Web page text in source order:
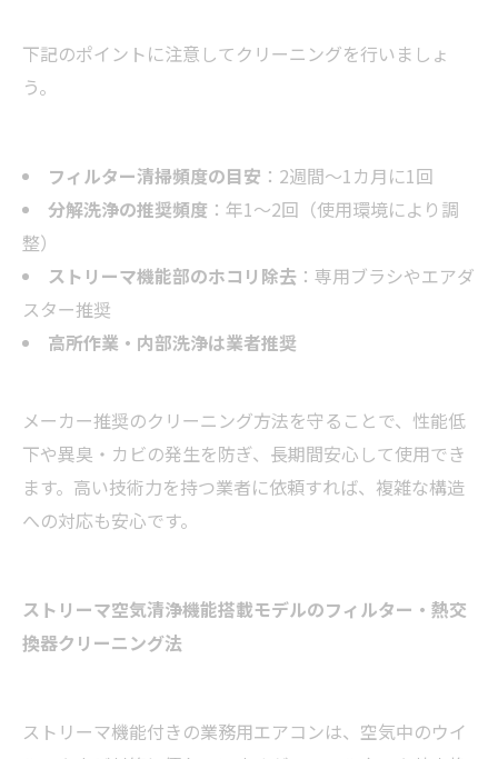
下記のポイントに注意してクリーニングを行いましょ
う。
フィルター清掃頻度の目安 ：2週間〜1カ月に1回
分解洗浄の推奨頻度 ：年1〜2回（使用環境により調
整）
ストリーマ機能部のホコリ除去：専用ブラシやエアダ
スター推奨
高所作業・内部洗浄は業者推奨
メーカー推奨のクリーニング方法を守ることで、性能低
下や異臭・カビの発生を防ぎ、長期間安心して使用でき
ます。高い技術力を持つ業者に依頼すれば、複雑な構造
への対応も安心です。
ストリーマ空気清浄機能搭載モデルのフィルター・熱交
換器クリーニング法
ストリーマ機能付きの業務用エアコンは、空気中のウイ